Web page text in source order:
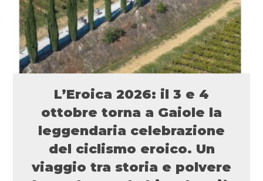
L’Eroica 2026: il 3 e 4
ottobre torna a Gaiole la
leggendaria celebrazione
del ciclismo eroico. Un
viaggio tra storia e polvere